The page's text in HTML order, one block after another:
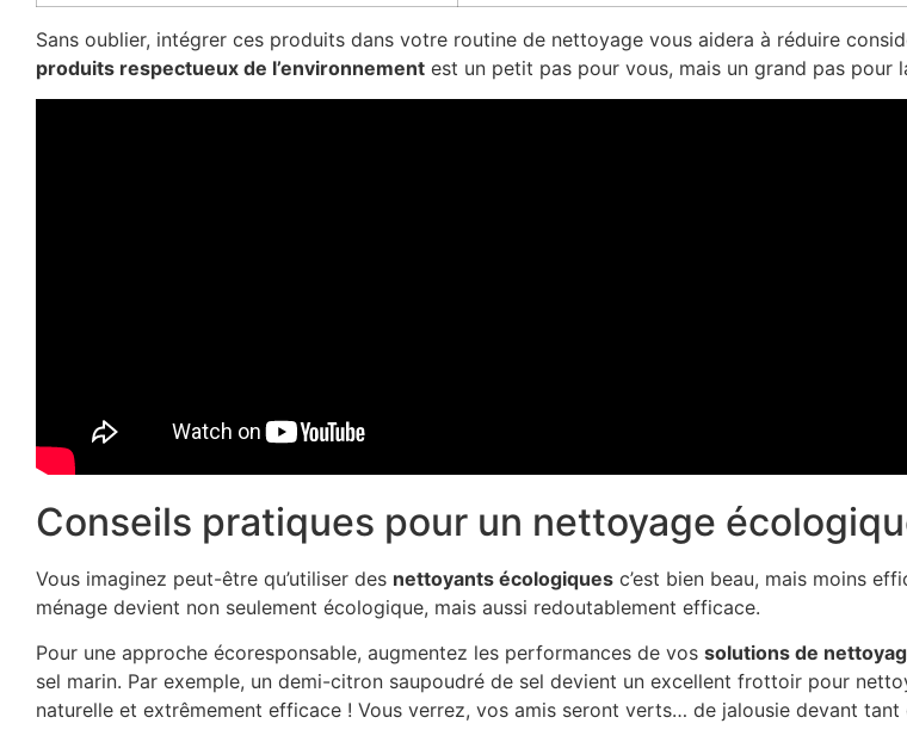
Sans oublier, intégrer ces produits dans votre routine de nettoyage vous aidera à réduire
produits respectueux de l’environnement est un petit pas pour vous, mais un grand pas pour
Conseils pratiques pour un nettoyage
Vous imaginez peut-être qu’utiliser des nettoyants écologiques c’est bien beau, mais moins
ménage devient non seulement écologique, mais aussi redoutablement efficace.
Pour une approche écoresponsable, augmentez les performances de vos solutions de
sel marin. Par exemple, un demi-citron saupoudré de sel devient un excellent frottoir pour
naturelle et extrêmement efficace ! Vous verrez, vos amis seront verts… de jalousie devant tant